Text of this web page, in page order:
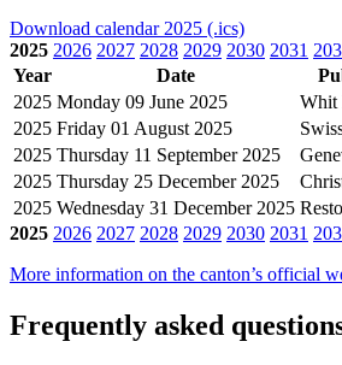
Download calendar 2025 (.ics)
2025 2026 2027 2028 2029 2030 2031
Year
Date
2025 Monday 09 June 2025
Whit
2025 Friday 01 August 2025
2025 Thursday 11 September 2025
2025 Thursday 25 December 2025
2025 Wednesday 31 December 2025
2025 2026 2027 2028 2029 2030 2031
More information on the canton’s official
Frequently asked